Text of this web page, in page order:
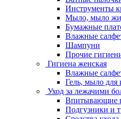
Инструменты
Мыло, мыло
Бумажные
Влажные
Шампуни
Прочие
Гигиена женская
Влажные
Гель, мыло
Уход за лежачими
Впитывающие
Подгузники и